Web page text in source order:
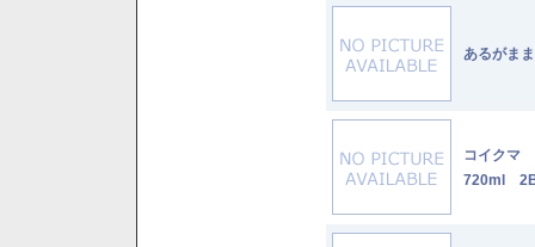
あるがま
コイクマ
720ml